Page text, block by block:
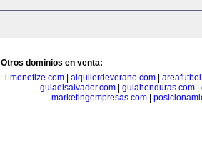
Otros dominios en venta:
i-monetize.com
alquilerdeverano.com
guiaelsalvador.com| guiahonduras.com|
marketingempresas.com